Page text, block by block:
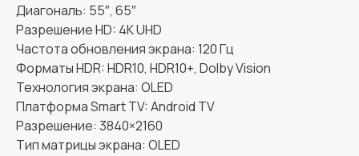
Диагональ: 55″, 65″
Разрешение HD: 4K UHD
Частота обновления экрана: 120 Гц
Форматы HDR: HDR10, HDR10+, Dolby Vision
Технология экрана: OLED
Платформа Smart TV: Android TV
Разрешение: 3840×2160
Тип матрицы экрана: OLED